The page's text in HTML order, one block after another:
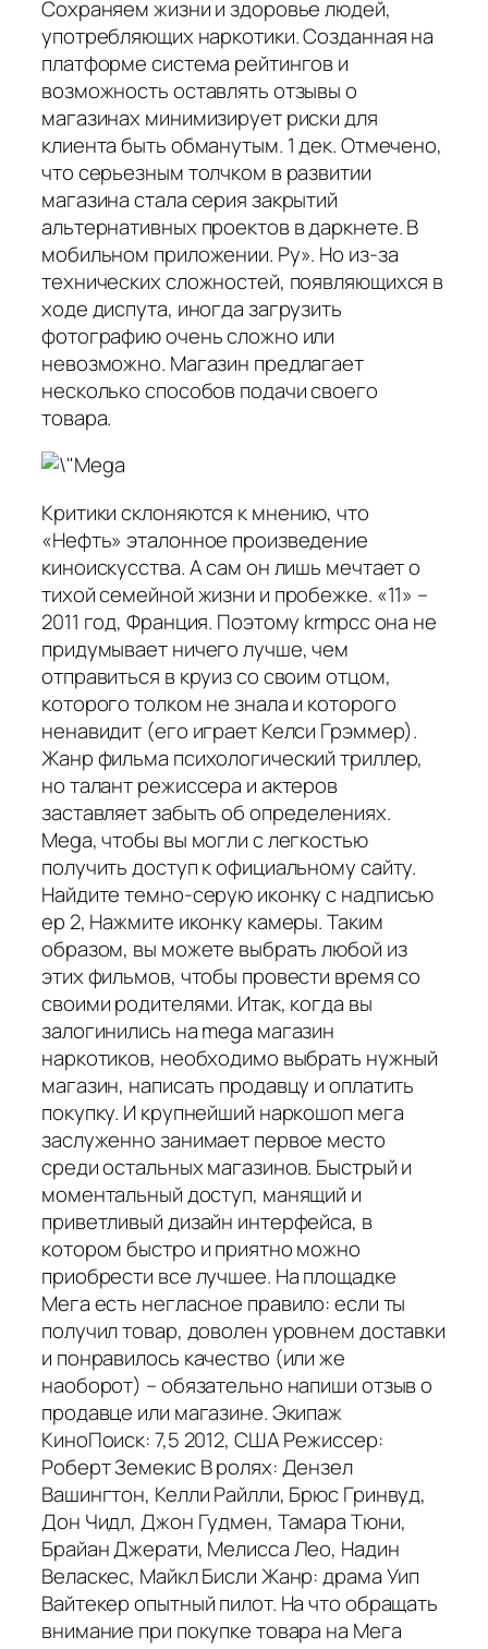
Сохраняем жизни и здоровье людей,
употребляющих наркотики. Созданная на
платформе система рейтингов и
возможность оставлять отзывы о
магазинах минимизирует риски для
клиента быть обманутым. 1 дек. Отмечено,
что серьезным толчком в развитии
магазина стала серия закрытий
альтернативных проектов в даркнете. В
мобильном приложении. Ру». Но из-за
технических сложностей, появляющихся в
ходе диспута, иногда загрузить
фотографию очень сложно или
невозможно. Магазин предлагает
несколько способов подачи своего
товара.
Критики склоняются к мнению, что
«Нефть» эталонное произведение
киноискусства. А сам он лишь мечтает о
тихой семейной жизни и пробежке. «11» –
2011 год, Франция. Поэтому krmpcc она не
придумывает ничего лучше, чем
отправиться в круиз со своим отцом,
которого толком не знала и которого
ненавидит (его играет Келси Грэммер).
Жанр фильма психологический триллер,
но талант режиссера и актеров
заставляет забыть об определениях.
Mega, чтобы вы могли с легкостью
получить доступ к официальному сайту.
Найдите темно-серую иконку с надписью
ep 2, Нажмите иконку камеры. Таким
образом, вы можете выбрать любой из
этих фильмов, чтобы провести время со
своими родителями. Итак, когда вы
залогинились на mega магазин
наркотиков, необходимо выбрать нужный
магазин, написать продавцу и оплатить
покупку. И крупнейший наркошоп мега
заслуженно занимает первое место
среди остальных магазинов. Быстрый и
моментальный доступ, манящий и
приветливый дизайн интерфейса, в
котором быстро и приятно можно
приобрести все лучшее. На площадке
Мега есть негласное правило: если ты
получил товар, доволен уровнем доставки
и понравилось качество (или же
наоборот) – обязательно напиши отзыв о
продавце или магазине. Экипаж
КиноПоиск: 7,5 2012, США Режиссер:
Роберт Земекис В ролях: Дензел
Вашингтон, Келли Райлли, Брюс Гринвуд,
Дон Чидл, Джон Гудмен, Тамара Тюни,
Брайан Джерати, Мелисса Лео, Надин
Веласкес, Майкл Бисли Жанр: драма Уип
Вайтекер опытный пилот. На что обращать
внимание при покупке товара на Мега